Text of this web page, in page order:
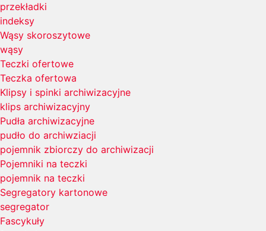
przekładki
indeksy
Wąsy skoroszytowe
wąsy
Teczki ofertowe
Teczka ofertowa
Klipsy i spinki archiwizacyjne
klips archiwizacyjny
Pudła archiwizacyjne
pudło do archiwziacji
pojemnik zbiorczy do archiwizacji
Pojemniki na teczki
pojemnik na teczki
Segregatory kartonowe
segregator
Fascykuły